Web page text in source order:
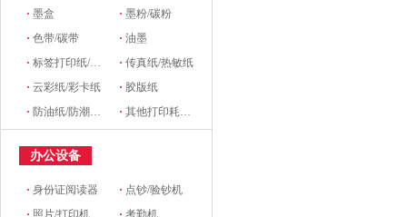
·墨盒 ·墨粉/碳粉
·色带/碳带 ·油墨
·标签打印纸/条码纸/收银纸 ·传真纸/热敏纸
·云彩纸/彩卡纸 · 胶版纸
· 防油纸/防潮纸/淋膜纸/硅油纸 ·其他打印耗材及附件
办公设备
·身份证阅读器 · 点钞/验钞机
· 照片/打印机 ·考勤机